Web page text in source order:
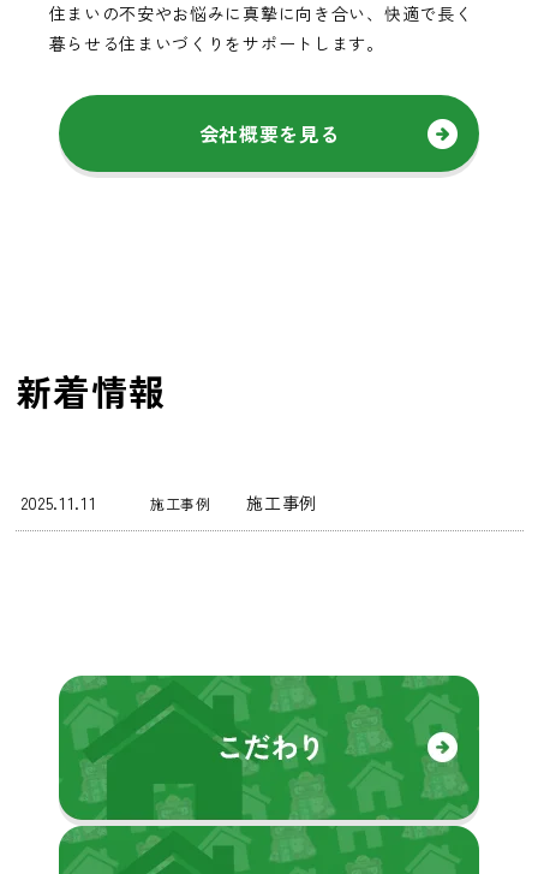
住まいの不安やお悩みに真摯に向き合い、快適で長く
暮らせる住まいづくりをサポートします。
会社概要を見る
新着情報
2025.11.11 施工事例 施工事例